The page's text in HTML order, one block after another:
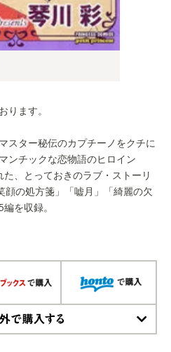
ります。
スター秘伝のカプチーノをクチに
ンチックな恋物語のヒロイン
、とっておきのラブ・ストーリ
の処方箋」「嘘月」「綺麗の欠
を収録。